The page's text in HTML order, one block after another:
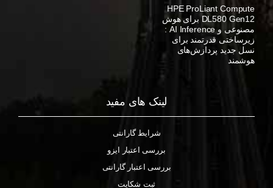
HPE ProLiant Compute
DL580 Gen12 برای هوش
مصنوعی و AI Inference :
زیرساختی قدرتمند برای
نسل جدید پردازش‌های
هوشمند
لینک های مفید
شرایط گارانتی
بررسی اعتبار ایزو
بررسی اعتبار گارانتی
ثبت شکایت